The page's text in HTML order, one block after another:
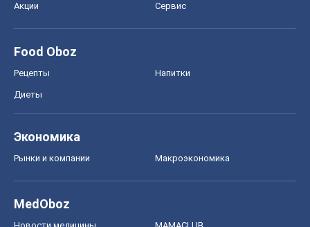
Акции Сервис
Food Oboz
Рецепты Напитки
Диеты
Экономика
Рынки и компании Mакроэкономика
MedOboz